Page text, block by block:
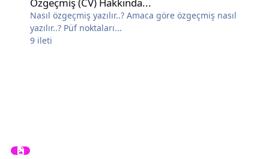
Nasıl özgeçmiş yazılır..? Amaca göre özgeçmiş nasıl
yazılır..? Püf noktaları...
9 ileti